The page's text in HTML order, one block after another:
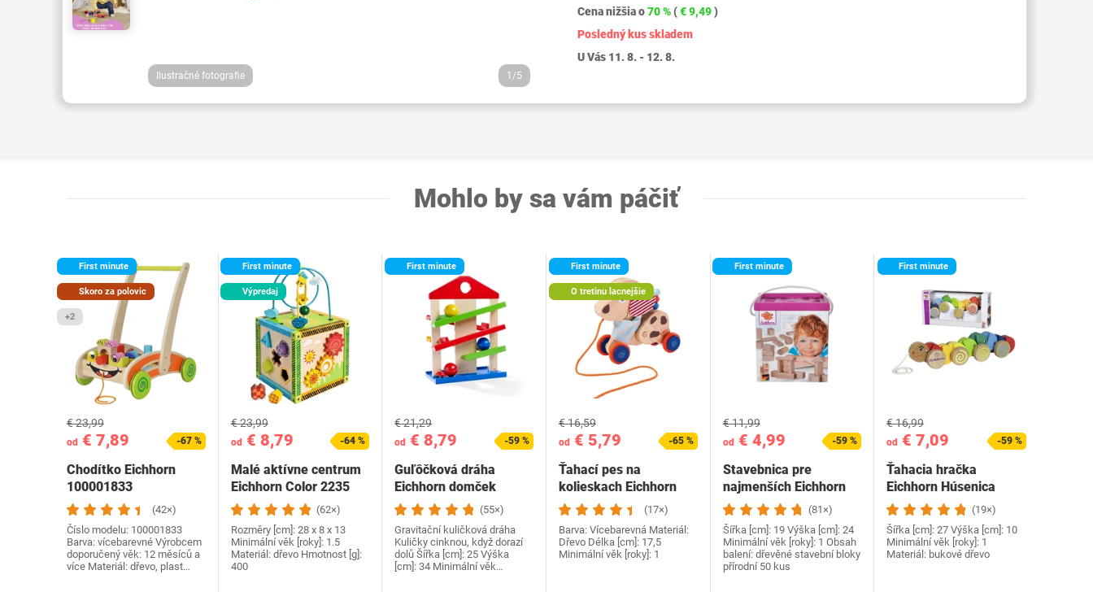
Ilustračné fotografie 1/5
Cena nižšia o70 % (€ 9,49)
Posledný kus skladem
U Vás 11. 8. - 12. 8.
Mohlo by sa vám páčiť
First minute
Skoro za polovic
+2
od € 7,89
€ 23,99
-67 %
Chodítko Eichhorn
100001833
(42×)
Číslo modelu: ‎100001833
Barva: vícebarevné Výrobcem
doporučený věk: ‎12 měsíců a
více Materiál: dřevo, plast…
First minute
Výpredaj
od€ 8,79
€ 23,99
-64 %
Malé aktívne centrum
Eichhorn Color 2235
(62×)
Rozměry [cm]: 28 x 8 x 13
Minimální věk [roky]: 1.5
Materiál: dřevo Hmotnost [g]:
400
First minute
od € 8,79
€ 21,29
-59 %
Guľôčková dráha
Eichhorn domček
(55×)
Gravitační kuličková dráha
Kuličky cinknou, když dorazí
dolů Šířka [cm]: 25 Výška
[cm]: 34 Minimální věk…
First minute
O tretinu lacnejšie
od€ 5,79
€ 16,59
-65 %
Ťahací pes na
kolieskach Eichhorn
(17×)
Barva: Vícebarevná Materiál:
Dřevo Délka [cm]: 17,5
Minimální věk [roky]: 1
First minute
od€ 4,99
€ 11,99
-59 %
Stavebnica pre
najmenších Eichhorn
100050141
(81×)
Šířka [cm]: 19 Výška [cm]: 24
Minimální věk [roky]: 1 Obsah
balení: dřevěné stavební bloky
přírodní 50 kus
First minute
od € 7,09
€ 16,99
-59 %
Ťahacia hračka
Eichhorn Húsenica
(19×)
Šířka [cm]: 27 Výška [cm]: 10
Minimální věk [roky]: 1
Materiál: bukové dřevo